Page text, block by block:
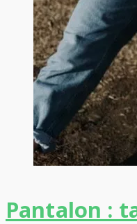
Pantalon :